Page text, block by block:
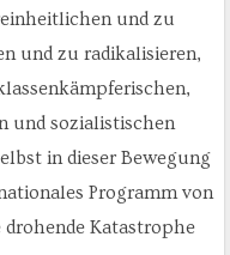
und zu
und zu radikalisieren,
und sozialistischen
in dieser Bewegung
Programm von
Katastrophe